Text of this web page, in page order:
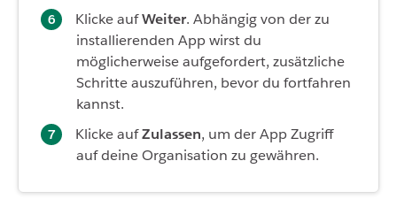
Klicke aufWeiter. Abhängig von der zu
installierenden App wirst du
möglicherweise aufgefordert, zusätzliche
Schritte auszuführen, bevor du fortfahren
kannst.
Klicke aufZulassen, um der App Zugriff
auf deine Organisation zu gewähren.